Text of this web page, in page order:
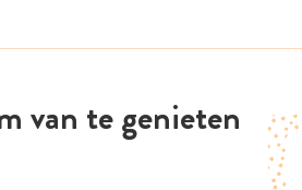
van te genieten